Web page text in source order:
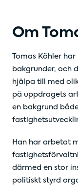
Om
Tomas Köhler
bakgrunder, och
hjälpa till med
på uppdragets
en bakgrund
Han har arbetat
därmed en stor
politiskt styrd